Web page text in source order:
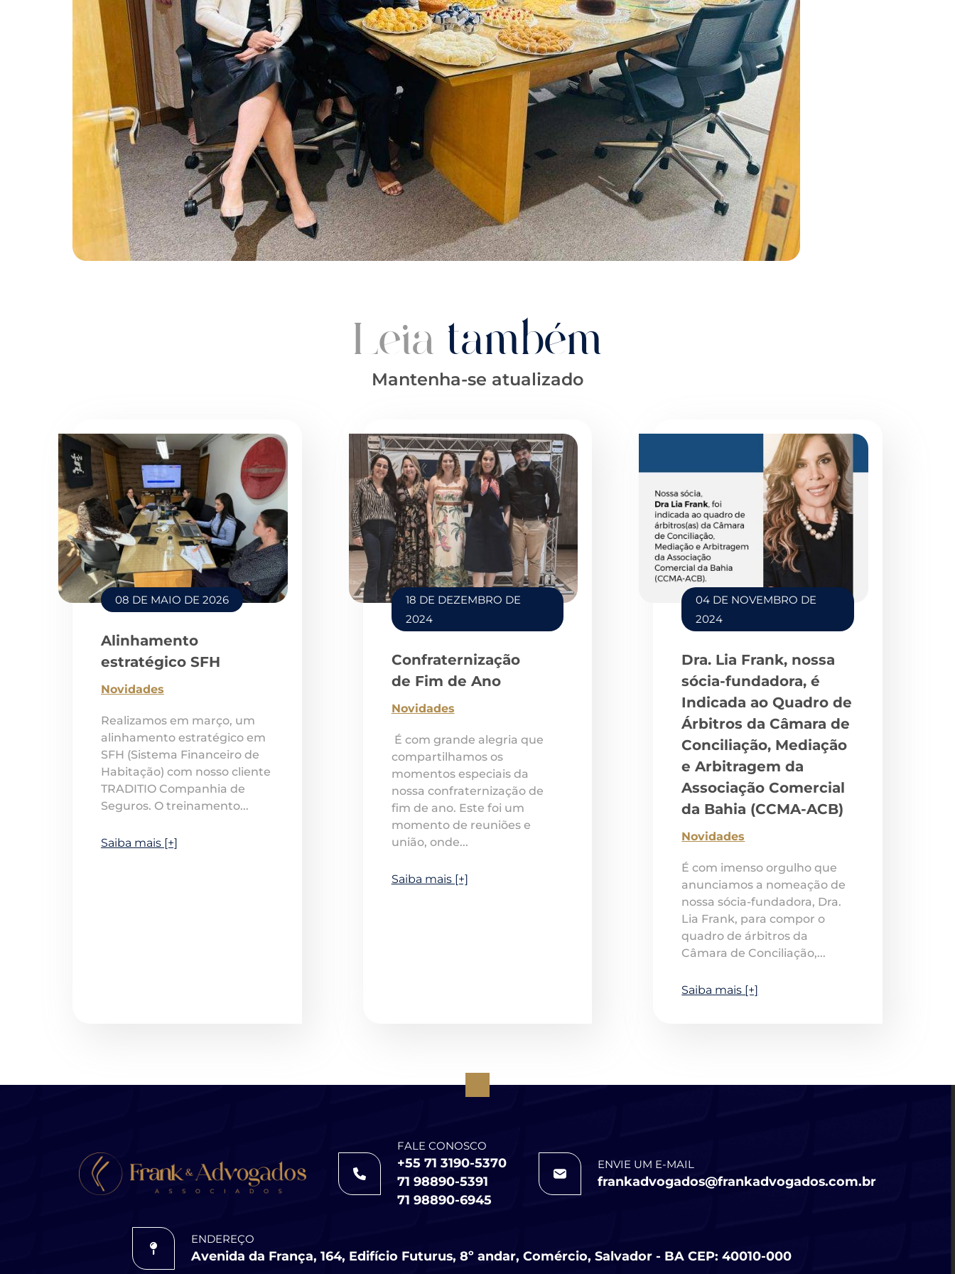
Leia também
Mantenha-se atualizado
08 DE MAIO DE 2026
Alinhamento
estratégico SFH
Novidades
Realizamos em março, um
alinhamento estratégico em
SFH (Sistema Financeiro de
Habitação) com nosso cliente
TRADITIO Companhia de
Seguros. O treinamento...
Saiba mais [+]
18 DE DEZEMBRO DE
2024
Confraternização
de Fim de Ano
Novidades
É com grande alegria que
compartilhamos os
momentos especiais da
nossa confraternização de
fim de ano. Este foi um
momento de reuniões e
união, onde...
Saiba mais [+]
04 DE NOVEMBRO DE
2024
Dra. Lia Frank, nossa
sócia-fundadora, é
Indicada ao Quadro de
Árbitros da Câmara de
Conciliação, Mediação
e Arbitragem da
Associação Comercial
da Bahia (CCMA-ACB)
Novidades
É com imenso orgulho que
anunciamos a nomeação de
nossa sócia-fundadora, Dra.
Lia Frank, para compor o
quadro de árbitros da
Câmara de Conciliação,...
Saiba mais [+]
FALE CONOSCO
+55 71 3190-5370
71 98890-5391
71 98890-6945
ENVIE UM E-MAIL
frankadvogados@frankadvogados.com.br
ENDEREÇO
Avenida da França, 164, Edifício Futurus, 8º andar, Comércio, Salvador - BA CEP: 40010-000